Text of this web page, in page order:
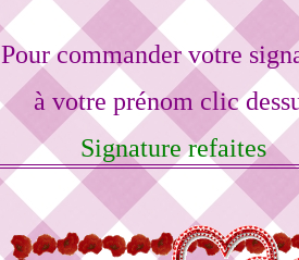
Pour commander votre
à votre prénom clic
Signature refaites